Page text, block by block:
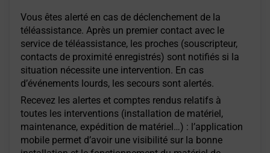
Vous êtes alerté en cas de déclenchement de la
téléassistance. Après un premier contact avec le
service de téléassistance, les proches (souscripteur,
contacts de proximité enregistrés) sont notifiés si la
situation nécessite une intervention. En cas
d’événements lourds, les secours sont alertés.
Recevez les alertes et comptes rendus relatifs à
toutes les interventions (installation de matériel,
maintenance, expédition de matériel…) : l’application
mobile permet d’avoir une visibilité sur la bonne